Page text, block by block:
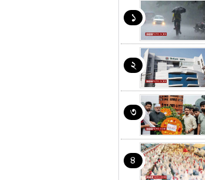
১
২
৩
৪